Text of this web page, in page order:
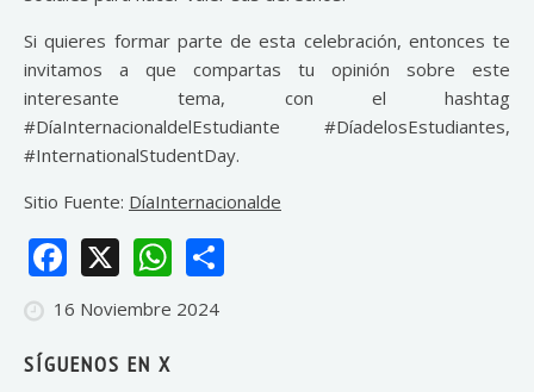
Si quieres formar parte de esta celebración, entonces te
invitamos a que compartas tu opinión sobre este
interesante tema, con el hashtag
#DíaInternacionaldelEstudiante #DíadelosEstudiantes,
#InternationalStudentDay.
Sitio Fuente: DíaInternacionalde
Facebook
X WhatsApp
16 Noviembre 2024
SÍGUENOS EN X